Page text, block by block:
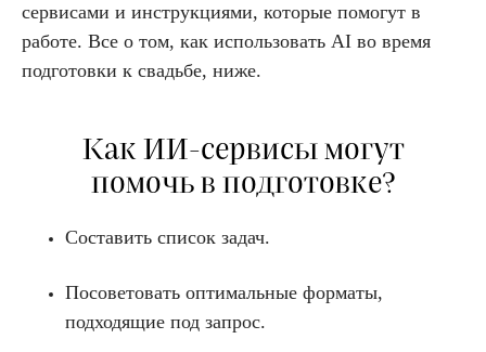
сервисами и инструкциями, которые помогут в
работе. Все о том, как использовать AI во время
подготовки к свадьбе, ниже.
Как ИИ-сервисы могут
помочь в подготовке?
Составить список задач.
Посоветовать оптимальные форматы,
подходящие под запрос.